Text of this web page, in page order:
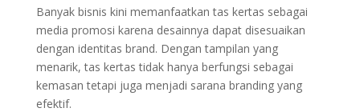
Banyak bisnis kini memanfaatkan tas kertas sebagai
media promosi karena desainnya dapat disesuaikan
dengan identitas brand. Dengan tampilan yang
menarik, tas kertas tidak hanya berfungsi sebagai
kemasan tetapi juga menjadi sarana branding yang
efektif.